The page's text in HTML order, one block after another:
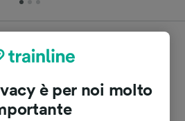
per viaggiare da Napoli a
posto giusto.
pullman, è sufficiente avviare
i tempi e i costi del
è per noi molto